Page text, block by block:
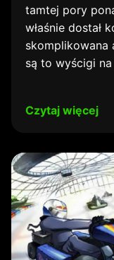
tamtej pory
właśnie dostał
skomplikowana
są to wyścigi
Czytaj więcej